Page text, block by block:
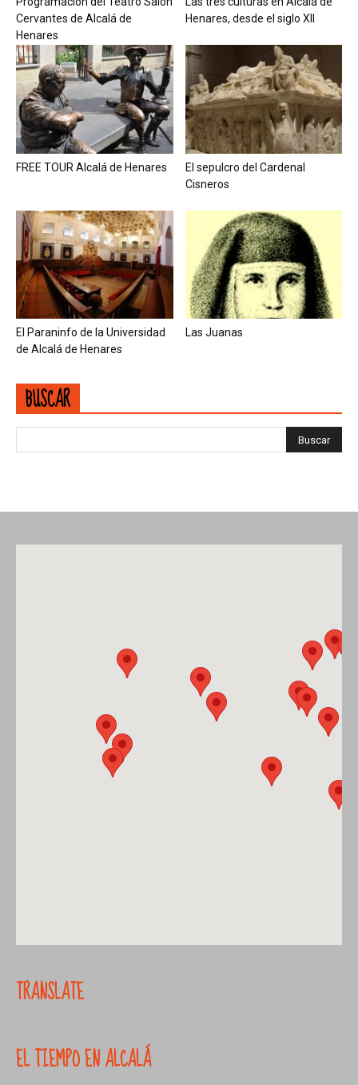
Cervantes de Alcalá de
Henares
Henares, desde el siglo XII
FREE TOUR Alcalá de Henares
El sepulcro del Cardenal
Cisneros
El Paraninfo de la Universidad
de Alcalá de Henares
Las Juanas
BUSCAR
TRANSLATE
EL TIEMPO EN ALCALÁ